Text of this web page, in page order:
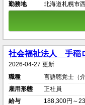
勤務地
北海道札幌市
社会福祉法人 手稲
2026-04-27 更新
職種
言語聴覚士（
雇用形態
正社員
給与
188,300円～